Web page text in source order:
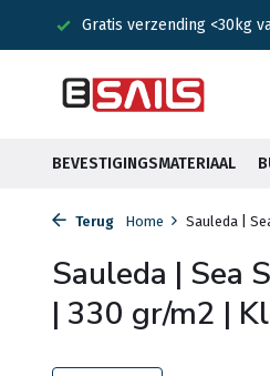
vanaf €75,-* Fysieke winkel
BEVESTIGINGSMATERIAAL
Terug Home Sauleda |
Sauleda | Sea
| 330 gr/m2 |